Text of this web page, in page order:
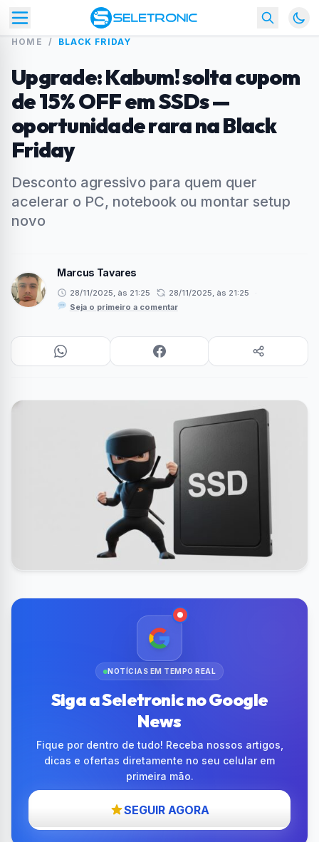
HOME / BLACK FRIDAY
Upgrade: Kabum! solta cupom
de 15% OFF em SSDs —
oportunidade rara na Black
Friday
Desconto agressivo para quem quer
acelerar o PC, notebook ou montar setup
novo
Marcus Tavares
28/11/2025, às 21:25 28/11/2025, às 21:25
·
Seja o primeiro a comentar
NOTÍCIAS EM TEMPO REAL
Siga a Seletronic no Google
News
Fique por dentro de tudo! Receba nossos artigos,
dicas e ofertas diretamente no seu celular em
primeira mão.
SEGUIR AGORA